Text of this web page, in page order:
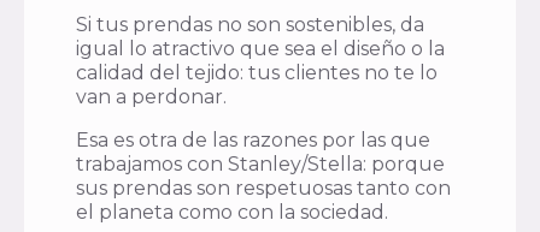
Si tus prendas no son sostenibles, da
igual lo atractivo que sea el diseño o la
calidad del tejido: tus clientes no te lo
van a perdonar.
Esa es otra de las razones por las que
trabajamos con Stanley/Stella: porque
sus prendas son respetuosas tanto con
el planeta como con la sociedad.